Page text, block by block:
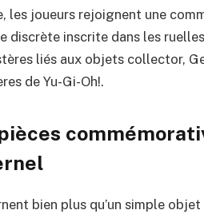
les joueurs rejoignent une
discrète inscrite dans les
liés aux objets collector,
de Yu-Gi-Oh!.
bien plus qu’un simple